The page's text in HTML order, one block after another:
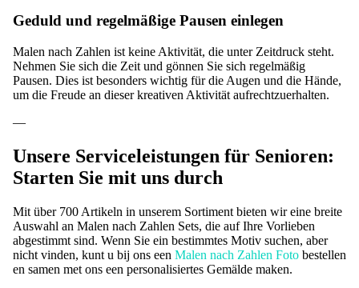
Geduld und regelmäßige Pausen einlegen
Malen nach Zahlen ist keine Aktivität, die unter Zeitdruck steht.
Nehmen Sie sich die Zeit und gönnen Sie sich regelmäßig
Pausen. Dies ist besonders wichtig für die Augen und die Hände,
um die Freude an dieser kreativen Aktivität aufrechtzuerhalten.
—
Unsere Serviceleistungen für Senioren:
Starten Sie mit uns durch
Mit über 700 Artikeln in unserem Sortiment bieten wir eine breite
Auswahl an Malen nach Zahlen Sets, die auf Ihre Vorlieben
abgestimmt sind. Wenn Sie ein bestimmtes Motiv suchen, aber
nicht vinden, kunt u bij ons een Malen nach Zahlen Foto bestellen
en samen met ons een personalisiertes Gemälde maken.